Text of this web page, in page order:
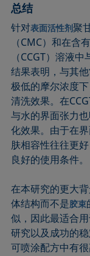
总结
针对表面活性剂聚
（CMC）和在含
（CCGT）溶液中
结果表明，与其
极低的摩尔浓度
清洗效果。在
与水的界面张力
化效果。由于在
肤相容性往往更
良好的使用条件。
在本研究的更大
体结构而不是胶束
似，因此最适合
研究以及成功的
可喷涂配方中有